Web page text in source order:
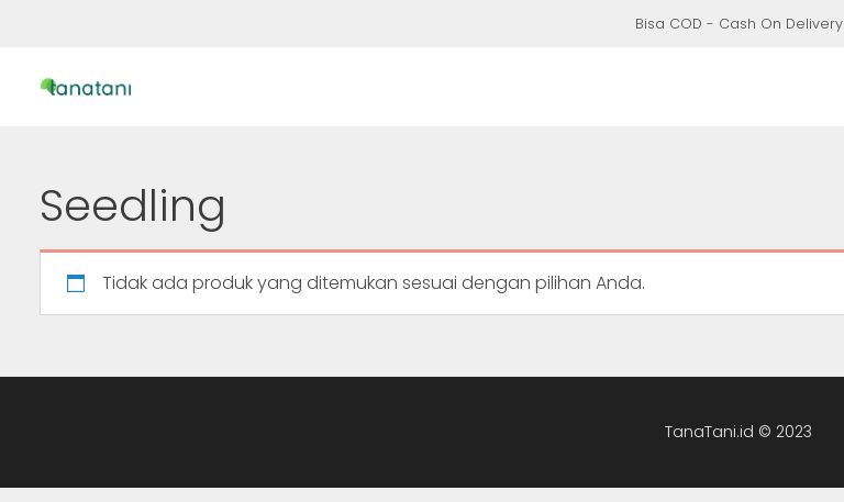
Bisa COD - Cash On Delivery
Seedling
Tidak ada produk yang ditemukan sesuai dengan pilihan Anda.
TanaTani.id © 2023